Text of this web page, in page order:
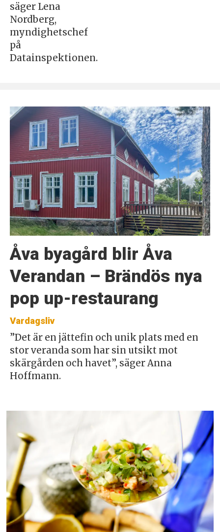
säger Lena
Nordberg,
myndighetschef
på
Datainspektionen.
Åva byagård blir Åva
Verandan – Brändös nya
pop up-restaurang
Vardagsliv
”Det är en jättefin och unik plats med en
stor veranda som har sin utsikt mot
skärgården och havet”, säger Anna
Hoffmann.